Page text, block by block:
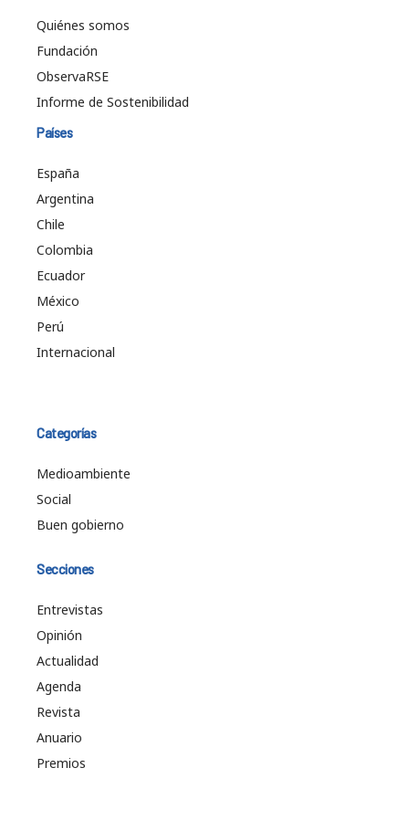
Quiénes somos
Fundación
ObservaRSE
Informe de Sostenibilidad
Países
España
Argentina
Chile
Colombia
Ecuador
México
Perú
Internacional
Categorías
Medioambiente
Social
Buen gobierno
Secciones
Entrevistas
Opinión
Actualidad
Agenda
Revista
Anuario
Premios